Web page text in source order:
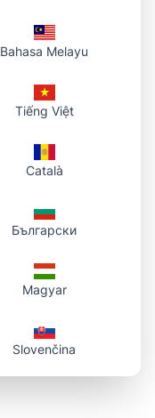
Bahasa Melayu
Tiếng Việt
Català
Български
Magyar
Slovenčina